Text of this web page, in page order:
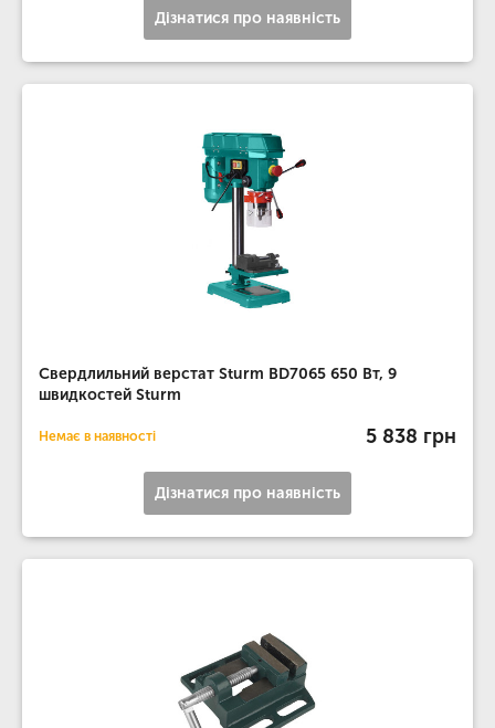
Дізнатися про наявність
Свердлильний верстат Sturm BD7065 650 Вт, 9
швидкостей Sturm
Немає в наявності 5 838 грн
Дізнатися про наявність